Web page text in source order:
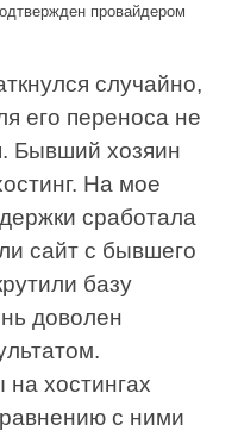
провайдером
случайно,
его переноса не
Бывший хозяин
На мое
сработала
сайт с бывшего
базу
доволен
хостингах
с ними